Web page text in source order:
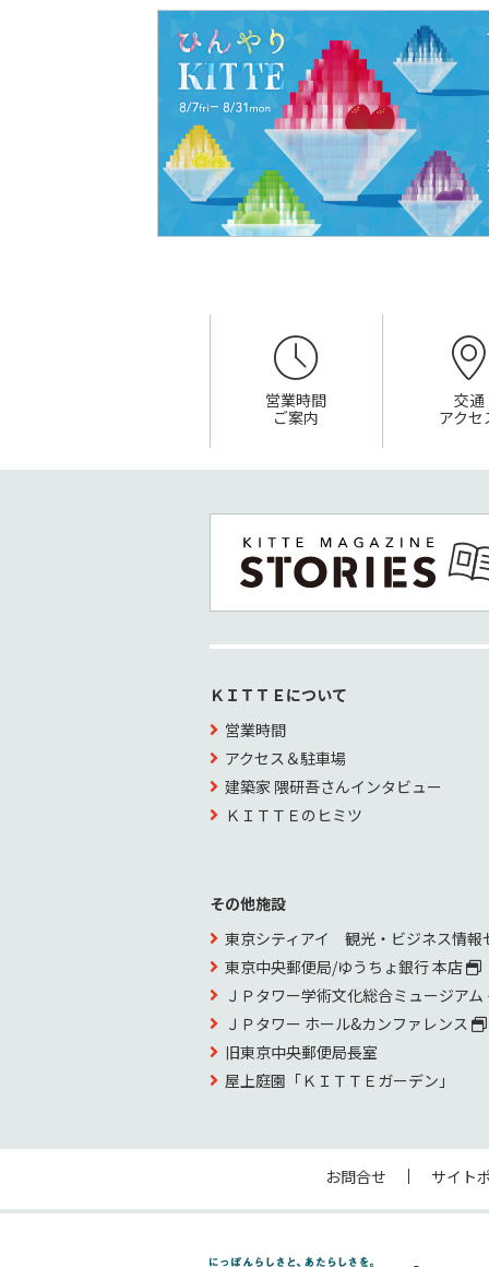
営業時間
ご案内
交通
アクセ
ＫＩＴＴＥについて
営業時間
アクセス＆駐車場
建築家 隈研吾さんインタビュー
ＫＩＴＴＥのヒミツ
その他施設
東京シティアイ 観光・ビジネス情報
東京中央郵便局/ゆうちょ銀行 本店
ＪＰタワー学術文化総合ミュージア
ＪＰタワー ホール&カンファレンス
旧東京中央郵便局長室
屋上庭園「ＫＩＴＴＥガーデン」
お問合せ サイト